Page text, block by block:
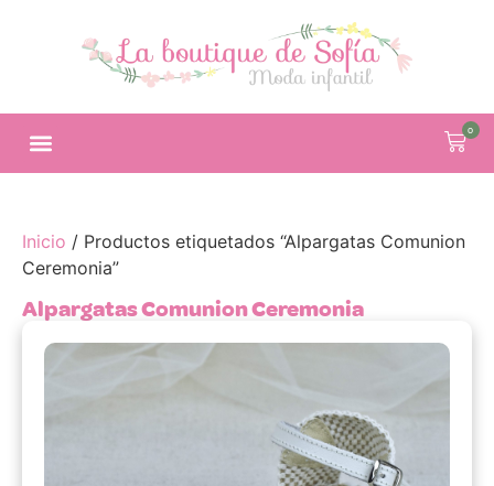
0
Inicio / Productos etiquetados “Alpargatas Comunion
Ceremonia”
Alpargatas Comunion Ceremonia